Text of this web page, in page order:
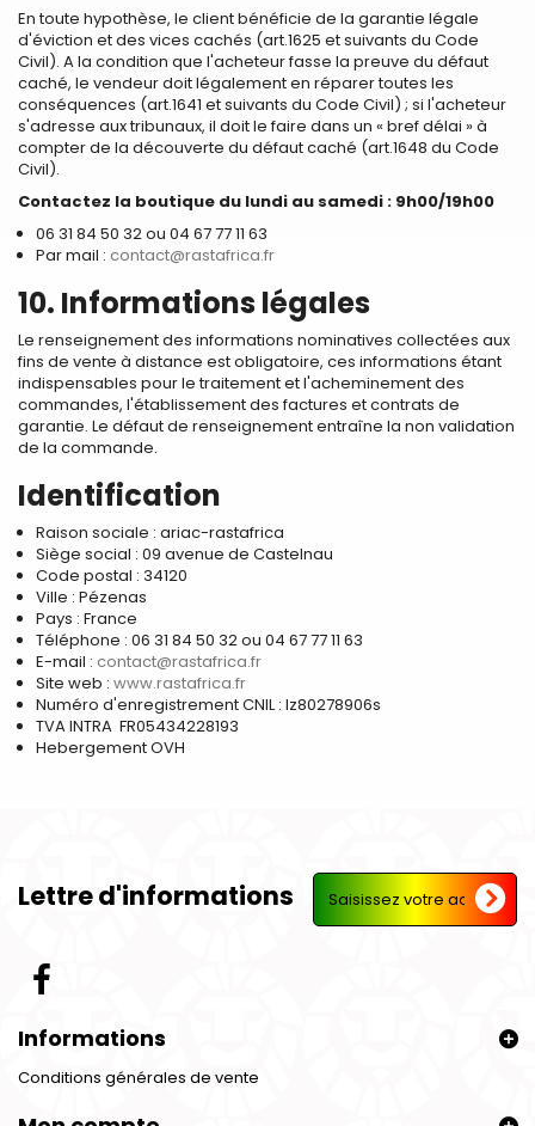
En toute hypothèse, le client bénéficie de la garantie légale
d'éviction et des vices cachés (art.1625 et suivants du Code
Civil). A la condition que l'acheteur fasse la preuve du défaut
caché, le vendeur doit légalement en réparer toutes les
conséquences (art.1641 et suivants du Code Civil) ; si l'acheteur
s'adresse aux tribunaux, il doit le faire dans un « bref délai » à
compter de la découverte du défaut caché (art.1648 du Code
Civil).
Contactez la boutique du lundi au samedi : 9h00/19h00
06 31 84 50 32 ou 04 67 77 11 63
Par mail : contact@rastafrica.fr
10. Informations légales
Le renseignement des informations nominatives collectées aux
fins de vente à distance est obligatoire, ces informations étant
indispensables pour le traitement et l'acheminement des
commandes, l'établissement des factures et contrats de
garantie. Le défaut de renseignement entraîne la non validation
de la commande.
Identification
Raison sociale : ariac-rastafrica
Siège social : 09 avenue de Castelnau
Code postal : 34120
Ville : Pézenas
Pays : France
Téléphone : 06 31 84 50 32 ou 04 67 77 11 63
E-mail : contact@rastafrica.fr
Site web : www.rastafrica.fr
Numéro d'enregistrement CNIL : Iz80278906s
TVA INTRA FR05434228193
Hebergement OVH
Lettre d'informations
Informations
Conditions générales de vente